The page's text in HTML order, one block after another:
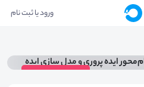
ورود یا ثبت نام